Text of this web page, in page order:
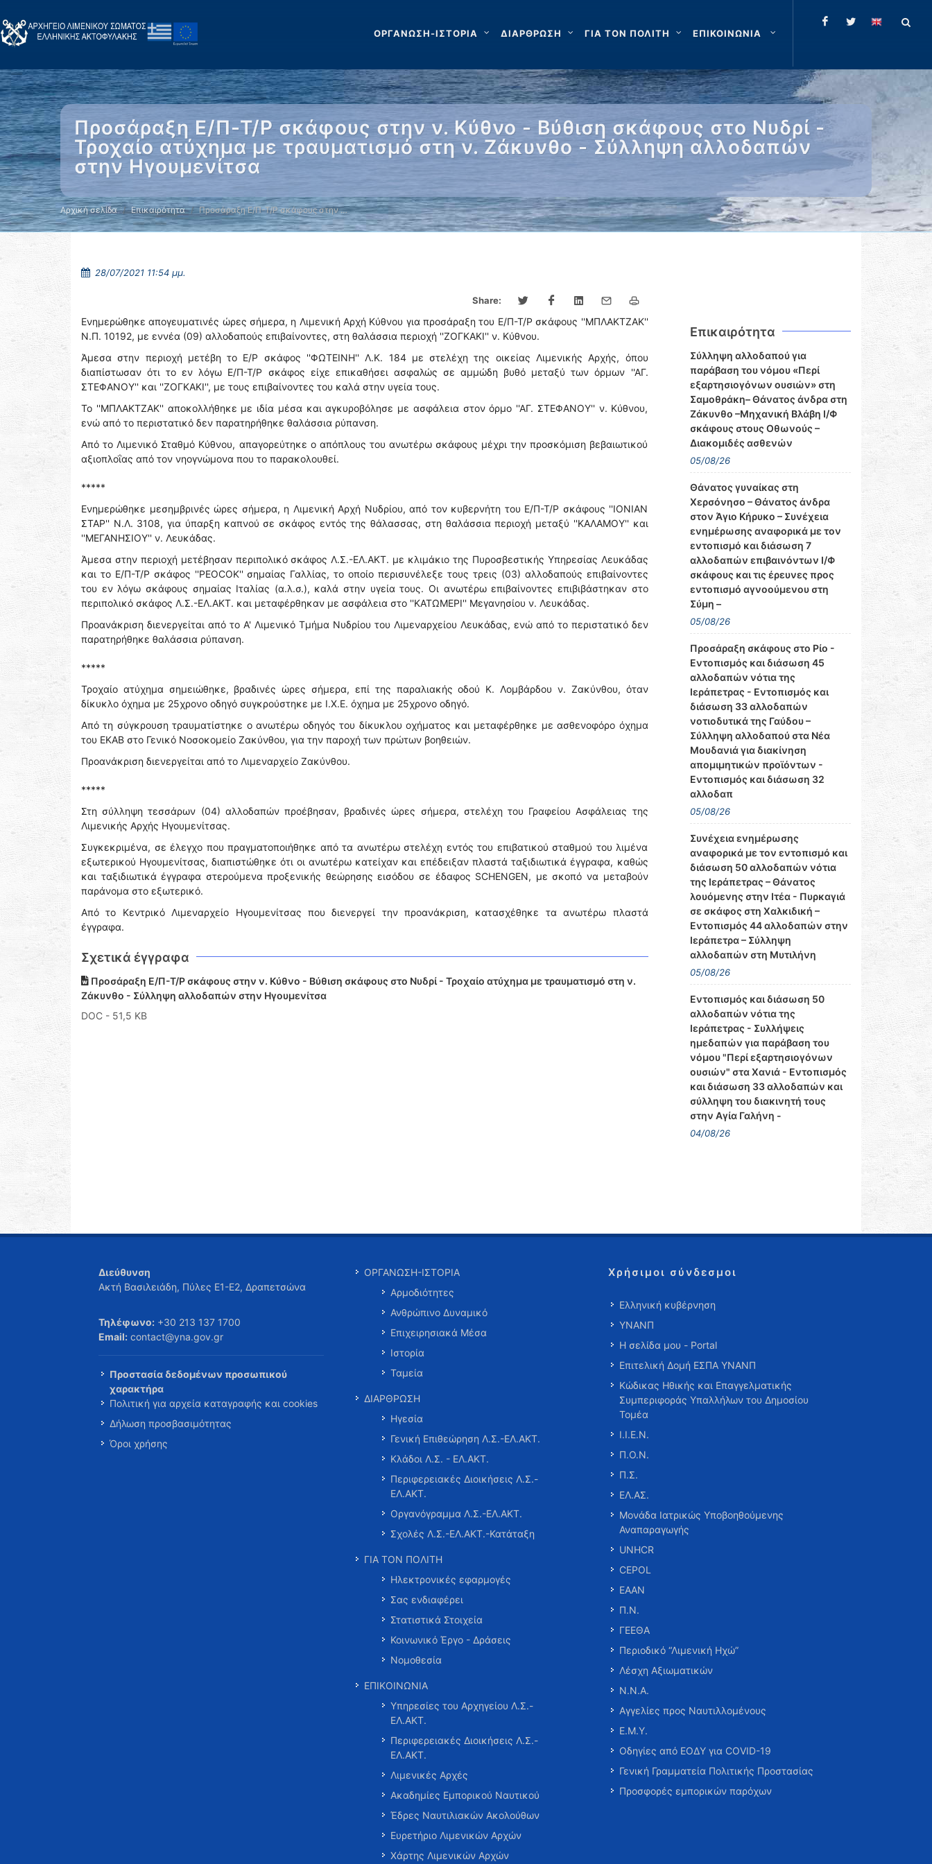
ΟΡΓΑΝΩΣΗ-ΙΣΤΟΡΙΑ ΔΙΑΡΘΡΩΣΗ ΓΙΑ ΤΟΝ ΠΟΛΙΤΗ ΕΠΙΚΟΙΝΩΝΙΑ
Προσάραξη Ε/Π-Τ/Ρ σκάφους στην ν. Κύθνο - Βύθιση σκάφους στο Νυδρί -
Τροχαίο ατύχημα με τραυματισμό στη ν. Ζάκυνθο - Σύλληψη αλλοδαπών
στην Ηγουμενίτσα
Αρχική σελίδα Επικαιρότητα Προσάραξη Ε/Π-Τ/Ρ σκάφους στην …
28/07/2021 11:54 μμ.
Share:
Ενημερώθηκε απογευματινές ώρες σήμερα, η Λιμενική Αρχή Κύθνου για προσάραξη του Ε/Π-Τ/Ρ σκάφους ''ΜΠΛΑΚΤΖΑΚ''
Ν.Π. 10192, με εννέα (09) αλλοδαπούς επιβαίνοντες, στη θαλάσσια περιοχή ''ΖΟΓΚΑΚΙ'' ν. Κύθνου.
Άμεσα στην περιοχή μετέβη το Ε/Ρ σκάφος ''ΦΩΤΕΙΝΗ'' Λ.Κ. 184 με στελέχη της οικείας Λιμενικής Αρχής, όπου
διαπίστωσαν ότι το εν λόγω Ε/Π-Τ/Ρ σκάφος είχε επικαθήσει ασφαλώς σε αμμώδη βυθό μεταξύ των όρμων ''ΑΓ.
ΣΤΕΦΑΝΟΥ'' και ''ΖΟΓΚΑΚΙ'', με τους επιβαίνοντες του καλά στην υγεία τους.
Το ''ΜΠΛΑΚΤΖΑΚ'' αποκολλήθηκε με ιδία μέσα και αγκυροβόλησε με ασφάλεια στον όρμο ''ΑΓ. ΣΤΕΦΑΝΟΥ'' ν. Κύθνου,
ενώ από το περιστατικό δεν παρατηρήθηκε θαλάσσια ρύπανση.
Από το Λιμενικό Σταθμό Κύθνου, απαγορεύτηκε ο απόπλους του ανωτέρω σκάφους μέχρι την προσκόμιση βεβαιωτικού
αξιοπλοΐας από τον νηογνώμονα που το παρακολουθεί.
*****
Ενημερώθηκε μεσημβρινές ώρες σήμερα, η Λιμενική Αρχή Νυδρίου, από τον κυβερνήτη του Ε/Π-Τ/Ρ σκάφους ''ΙΟΝΙΑΝ
ΣΤΑΡ'' Ν.Λ. 3108, για ύπαρξη καπνού σε σκάφος εντός της θάλασσας, στη θαλάσσια περιοχή μεταξύ ''ΚΑΛΑΜΟΥ'' και
''ΜΕΓΑΝΗΣΙΟΥ'' ν. Λευκάδας.
Άμεσα στην περιοχή μετέβησαν περιπολικό σκάφος Λ.Σ.-ΕΛ.ΑΚΤ. με κλιμάκιο της Πυροσβεστικής Υπηρεσίας Λευκάδας
και το Ε/Π-Τ/Ρ σκάφος ''PEOCOK'' σημαίας Γαλλίας, το οποίο περισυνέλεξε τους τρεις (03) αλλοδαπούς επιβαίνοντες
του εν λόγω σκάφους σημαίας Ιταλίας (α.λ.σ.), καλά στην υγεία τους. Οι ανωτέρω επιβαίνοντες επιβιβάστηκαν στο
περιπολικό σκάφος Λ.Σ.-ΕΛ.ΑΚΤ. και μεταφέρθηκαν με ασφάλεια στο ''ΚΑΤΩΜΕΡΙ'' Μεγανησίου ν. Λευκάδας.
Προανάκριση διενεργείται από το Α' Λιμενικό Τμήμα Νυδρίου του Λιμεναρχείου Λευκάδας, ενώ από το περιστατικό δεν
παρατηρήθηκε θαλάσσια ρύπανση.
*****
Τροχαίο ατύχημα σημειώθηκε, βραδινές ώρες σήμερα, επί της παραλιακής οδού Κ. Λομβάρδου ν. Ζακύνθου, όταν
δίκυκλο όχημα με 25χρονο οδηγό συγκρούστηκε με Ι.Χ.Ε. όχημα με 25χρονο οδηγό.
Από τη σύγκρουση τραυματίστηκε ο ανωτέρω οδηγός του δίκυκλου οχήματος και μεταφέρθηκε με ασθενοφόρο όχημα
του ΕΚΑΒ στο Γενικό Νοσοκομείο Ζακύνθου, για την παροχή των πρώτων βοηθειών.
Προανάκριση διενεργείται από το Λιμεναρχείο Ζακύνθου.
*****
Στη σύλληψη τεσσάρων (04) αλλοδαπών προέβησαν, βραδινές ώρες σήμερα, στελέχη του Γραφείου Ασφάλειας της
Λιμενικής Αρχής Ηγουμενίτσας.
Συγκεκριμένα, σε έλεγχο που πραγματοποιήθηκε από τα ανωτέρω στελέχη εντός του επιβατικού σταθμού του λιμένα
εξωτερικού Ηγουμενίτσας, διαπιστώθηκε ότι οι ανωτέρω κατείχαν και επέδειξαν πλαστά ταξιδιωτικά έγγραφα, καθώς
και ταξιδιωτικά έγγραφα στερούμενα προξενικής θεώρησης εισόδου σε έδαφος SCHENGEN, με σκοπό να μεταβούν
παράνομα στο εξωτερικό.
Από το Κεντρικό Λιμεναρχείο Ηγουμενίτσας που διενεργεί την προανάκριση, κατασχέθηκε τα ανωτέρω πλαστά
έγγραφα.
Σχετικά έγγραφα
Προσάραξη Ε/Π-Τ/Ρ σκάφους στην ν. Κύθνο - Βύθιση σκάφους στο Νυδρί - Τροχαίο ατύχημα με τραυματισμό στη ν.
Ζάκυνθο - Σύλληψη αλλοδαπών στην Ηγουμενίτσα
DOC - 51,5 KB
Επικαιρότητα
Σύλληψη αλλοδαπού για
παράβαση του νόμου «Περί
εξαρτησιογόνων ουσιών» στη
Σαμοθράκη– Θάνατος άνδρα στη
Ζάκυνθο –Μηχανική Βλάβη Ι/Φ
σκάφους στους Οθωνούς –
Διακομιδές ασθενών
05/08/26
Θάνατος γυναίκας στη
Χερσόνησο – Θάνατος άνδρα
στον Άγιο Κήρυκο – Συνέχεια
ενημέρωσης αναφορικά με τον
εντοπισμό και διάσωση 7
αλλοδαπών επιβαινόντων Ι/Φ
σκάφους και τις έρευνες προς
εντοπισμό αγνοούμενου στη
Σύμη –
05/08/26
Προσάραξη σκάφους στο Ρίο -
Εντοπισμός και διάσωση 45
αλλοδαπών νότια της
Ιεράπετρας - Εντοπισμός και
διάσωση 33 αλλοδαπών
νοτιοδυτικά της Γαύδου –
Σύλληψη αλλοδαπού στα Νέα
Μουδανιά για διακίνηση
απομιμητικών προϊόντων -
Εντοπισμός και διάσωση 32
αλλοδαπ
05/08/26
Συνέχεια ενημέρωσης
αναφορικά με τον εντοπισμό και
διάσωση 50 αλλοδαπών νότια
της Ιεράπετρας – Θάνατος
λουόμενης στην Ιτέα - Πυρκαγιά
σε σκάφος στη Χαλκιδική –
Εντοπισμός 44 αλλοδαπών στην
Ιεράπετρα – Σύλληψη
αλλοδαπών στη Μυτιλήνη
05/08/26
Εντοπισμός και διάσωση 50
αλλοδαπών νότια της
Ιεράπετρας - Συλλήψεις
ημεδαπών για παράβαση του
νόμου "Περί εξαρτησιογόνων
ουσιών" στα Χανιά - Εντοπισμός
και διάσωση 33 αλλοδαπών και
σύλληψη του διακινητή τους
στην Αγία Γαλήνη -
04/08/26
Διεύθυνση
Ακτή Βασιλειάδη, Πύλες Ε1-Ε2, Δραπετσώνα
Τηλέφωνο: +30 213 137 1700
Email: contact@yna.gov.gr
Προστασία δεδομένων προσωπικού
χαρακτήρα
Πολιτική για αρχεία καταγραφής και cookies
Δήλωση προσβασιμότητας
Όροι χρήσης
ΟΡΓΑΝΩΣΗ-ΙΣΤΟΡΙΑ
Αρμοδιότητες
Ανθρώπινο Δυναμικό
Επιχειρησιακά Μέσα
Ιστορία
Ταμεία
ΔΙΑΡΘΡΩΣΗ
Ηγεσία
Γενική Επιθεώρηση Λ.Σ.-ΕΛ.ΑΚΤ.
Κλάδοι Λ.Σ. - ΕΛ.ΑΚΤ.
Περιφερειακές Διοικήσεις Λ.Σ.-
ΕΛ.ΑΚΤ.
Οργανόγραμμα Λ.Σ.-ΕΛ.ΑΚΤ.
Σχολές Λ.Σ.-ΕΛ.ΑΚΤ.-Κατάταξη
ΓΙΑ ΤΟΝ ΠΟΛΙΤΗ
Ηλεκτρονικές εφαρμογές
Σας ενδιαφέρει
Στατιστικά Στοιχεία
Κοινωνικό Έργο - Δράσεις
Νομοθεσία
ΕΠΙΚΟΙΝΩΝΙΑ
Υπηρεσίες του Αρχηγείου Λ.Σ.-
ΕΛ.ΑΚΤ.
Περιφερειακές Διοικήσεις Λ.Σ.-
ΕΛ.ΑΚΤ.
Λιμενικές Αρχές
Ακαδημίες Εμπορικού Ναυτικού
Έδρες Ναυτιλιακών Ακολούθων
Ευρετήριο Λιμενικών Αρχών
Χάρτης Λιμενικών Αρχών
Χρήσιμοι σύνδεσμοι
Ελληνική κυβέρνηση
ΥΝΑΝΠ
Η σελίδα μου - Portal
Επιτελική Δομή ΕΣΠΑ ΥΝΑΝΠ
Κώδικας Ηθικής και Επαγγελματικής
Συμπεριφοράς Υπαλλήλων του Δημοσίου
Τομέα
Ι.Ι.Ε.Ν.
Π.Ο.Ν.
Π.Σ.
ΕΛ.ΑΣ.
Μονάδα Ιατρικώς Υποβοηθούμενης
Αναπαραγωγής
UNHCR
CEPOL
ΕΑΑΝ
Π.Ν.
ΓΕΕΘΑ
Περιοδικό “Λιμενική Ηχώ”
Λέσχη Αξιωματικών
Ν.Ν.Α.
Αγγελίες προς Ναυτιλλομένους
Ε.Μ.Υ.
Οδηγίες από ΕΟΔΥ για COVID-19
Γενική Γραμματεία Πολιτικής Προστασίας
Προσφορές εμπορικών παρόχων